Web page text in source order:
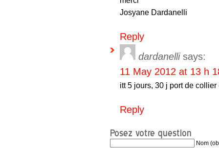
Josyane Dardanelli
Reply
dardanelli says:
11 May 2012 at 13 h
itt 5 jours, 30 j port de collier
Reply
Posez votre question
Nom